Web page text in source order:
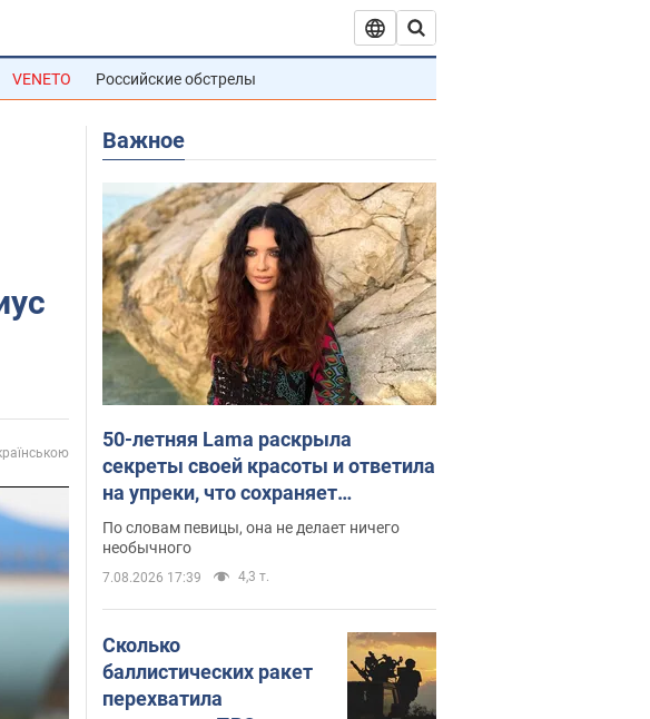
VENETO Российские обстрелы
Важное
50-летняя Lama раскрыла
секреты своей красоты и ответила
на упреки, что сохраняет
молодость, ведь у нее нет детей
По словам певицы, она не делает ничего
необычного
7.08.2026 17:39 4,3 т.
Сколько
баллистических ракет
перехватила